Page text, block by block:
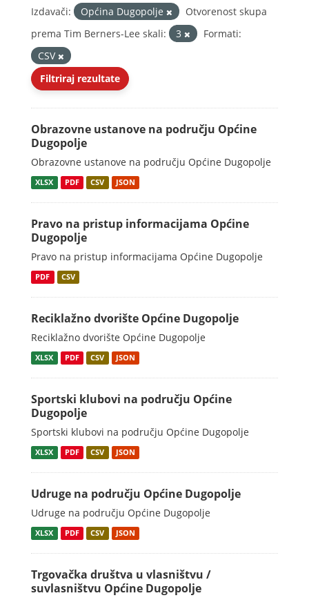
Izdavači: Općina Dugopolje
Otvorenost skupa
prema Tim Berners-Lee skali:
3
Formati:
CSV
Filtriraj rezultate
Obrazovne ustanove na području Općine
Dugopolje
Obrazovne ustanove na području Općine Dugopolje
XLSX PDF CSV JSON
Pravo na pristup informacijama Općine
Dugopolje
Pravo na pristup informacijama Općine Dugopolje
PDF CSV
Reciklažno dvorište Općine Dugopolje
Reciklažno dvorište Općine Dugopolje
XLSX PDF CSV JSON
Sportski klubovi na području Općine
Dugopolje
Sportski klubovi na području Općine Dugopolje
XLSX PDF CSV JSON
Udruge na području Općine Dugopolje
Udruge na području Općine Dugopolje
XLSX PDF CSV JSON
Trgovačka društva u vlasništvu /
suvlasništvu Općine Dugopolje